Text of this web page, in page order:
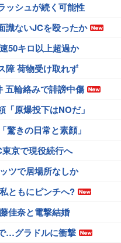
ッシュが続く可能性
識ないJCを殴ったか
50キロ以上超過か
障 荷物受け取れず
五輪絡みで誹謗中傷
「原爆投下はNOだ」
驚きの日常と素顔」
京で現役続行へ
ツで居場所なしか
ともにピンチへ?
佳奈と電撃結婚
…グラドルに衝撃